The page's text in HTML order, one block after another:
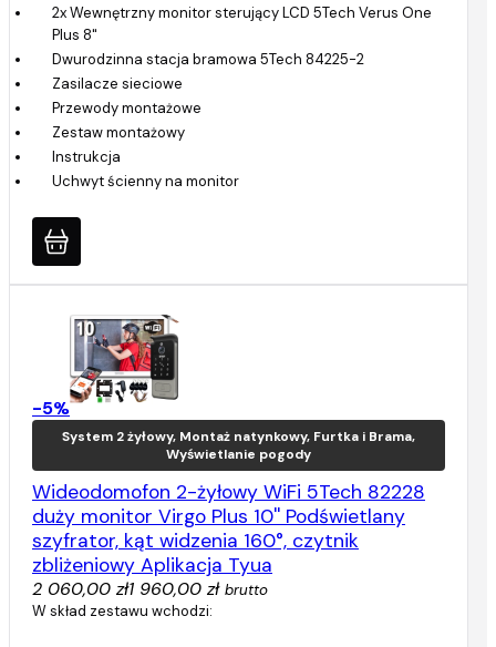
2x Wewnętrzny monitor sterujący LCD 5Tech Verus One
Plus 8"
Dwurodzinna stacja bramowa 5Tech 84225-2
Zasilacze sieciowe
Przewody montażowe
Zestaw montażowy
Instrukcja
Uchwyt ścienny na monitor
-5%
System 2 żyłowy, Montaż natynkowy, Furtka i Brama,
Wyświetlanie pogody
Wideodomofon 2-żyłowy WiFi 5Tech 82228
duży monitor Virgo Plus 10'' Podświetlany
szyfrator, kąt widzenia 160°, czytnik
zbliżeniowy Aplikacja Tyua
2 060,00 zł1 960,00 zł brutto
W skład zestawu wchodzi: